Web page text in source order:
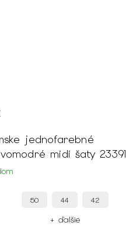
jednofarebné
midi šaty 23391
50 44 42
+ ďalšie